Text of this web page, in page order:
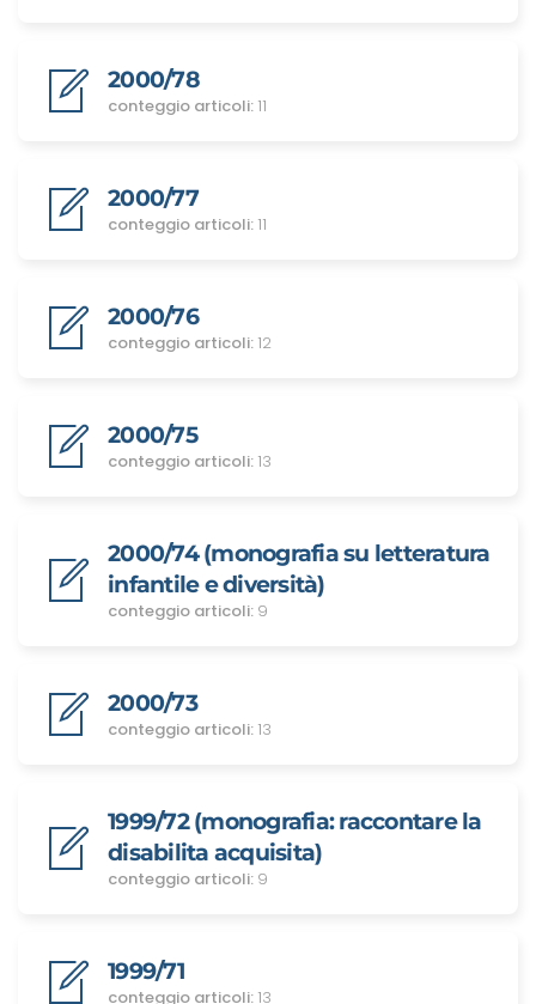
2000/78
conteggio articoli: 11
2000/77
conteggio articoli: 11
2000/76
conteggio articoli: 12
2000/75
conteggio articoli: 13
2000/74 (monografia su letteratura
infantile e diversità)
conteggio articoli: 9
2000/73
conteggio articoli: 13
1999/72 (monografia: raccontare la
disabilita acquisita)
conteggio articoli: 9
1999/71
conteggio articoli: 13